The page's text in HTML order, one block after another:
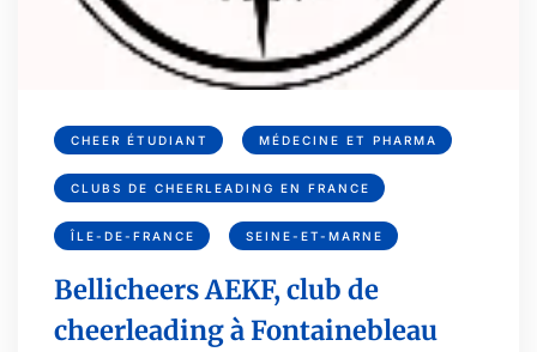
CHEER ÉTUDIANT MÉDECINE ET PHARMA
CLUBS DE CHEERLEADING EN FRANCE
ÎLE-DE-FRANCE SEINE-ET-MARNE
Bellicheers AEKF, club de
cheerleading à Fontainebleau